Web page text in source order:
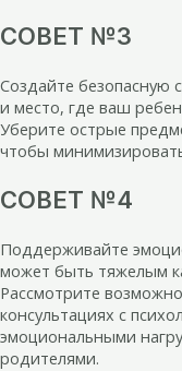
СОВЕТ №3
Создайте безопасную
и место, где ваш
Уберите острые
чтобы
СОВЕТ №4
Поддерживайте
может быть тяжелым
Рассмотрите
консультациях с
эмоциональными
родителями.